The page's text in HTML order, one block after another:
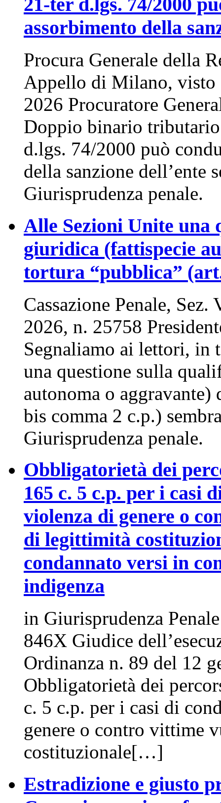
assorbimento della
Procura Generale della
Appello di Milano, visto
2026 Procuratore
Doppio binario
d.lgs. 74/2000 può
della sanzione dell’ente
Giurisprudenza penale.
Alle Sezioni Unite una
giuridica (fattispecie
tortura “pubblica”
Cassazione Penale,
2026, n. 25758
Segnaliamo ai lettori, in
una questione sulla
autonoma o
bis comma 2 c.p.)
Giurisprudenza penale.
Obbligatorietà dei
165 c. 5 c.p. per i casi
violenza di genere o
di legittimità
condannato versi in
indigenza
in Giurisprudenza
846X Giudice
Ordinanza n. 89 del 12
Obbligatorietà dei
c. 5 c.p. per i casi di
genere o contro vittime
costituzionale[…]
Estradizione e giusto